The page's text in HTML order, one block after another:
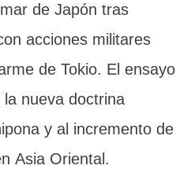
de Japón tras
acciones militares
de Tokio. El ensayo
la nueva doctrina
y al incremento de
Asia Oriental.